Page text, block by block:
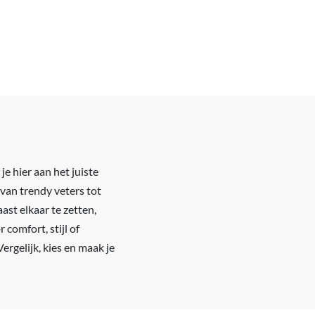
hier aan het juiste
trendy veters tot
elkaar te zetten,
comfort, stijl of
kies en maak je